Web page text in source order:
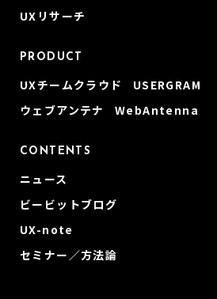
UXリサーチ
PRODUCT
UXチームクラウド USERGRAM
ウェブアンテナ WebAntenna
CONTENTS
ニュース
ビービットブログ
UX-note
セミナー／方法論